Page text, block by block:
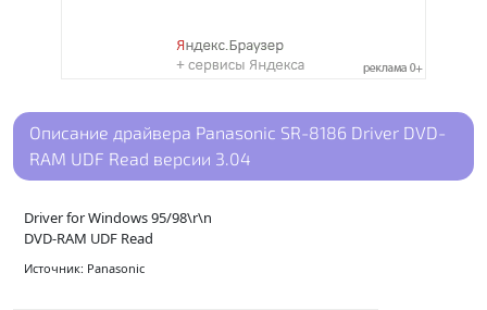
Описание драйвера Panasonic SR-8186 Driver DVD-
RAM UDF Read версии 3.04
Driver for Windows 95/98\r\n
DVD-RAM UDF Read
Источник: Panasonic